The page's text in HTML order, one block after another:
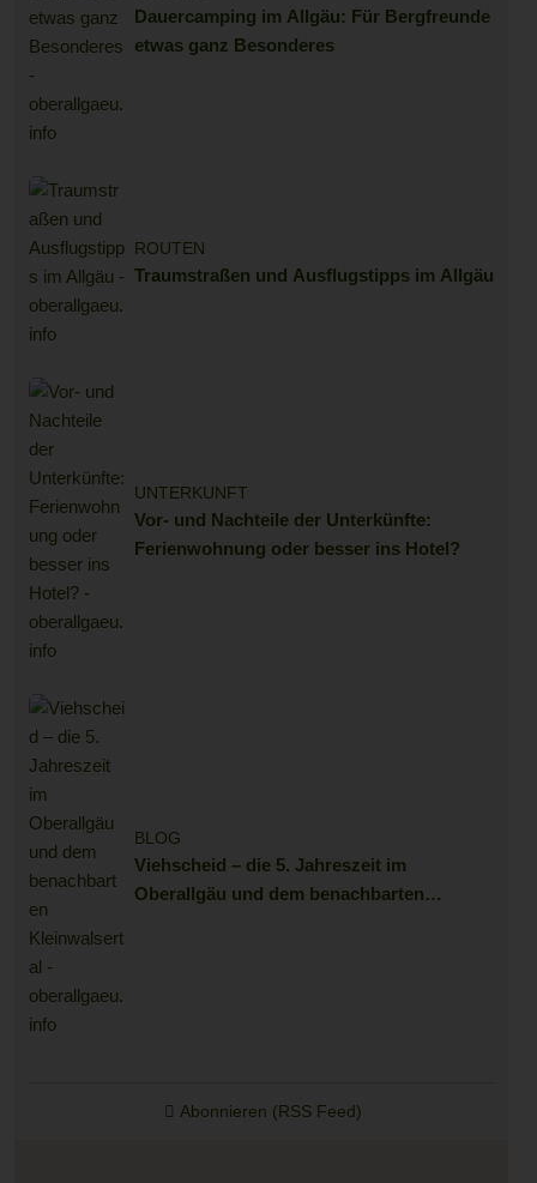
Dauercamping im Allgäu: Für Bergfreunde
etwas ganz Besonderes
ROUTEN
Traumstraßen und Ausflugstipps im Allgäu
UNTERKUNFT
Vor- und Nachteile der Unterkünfte:
Ferienwohnung oder besser ins Hotel?
BLOG
Viehscheid – die 5. Jahreszeit im
Oberallgäu und dem benachbarten
Abonnieren (RSS Feed)